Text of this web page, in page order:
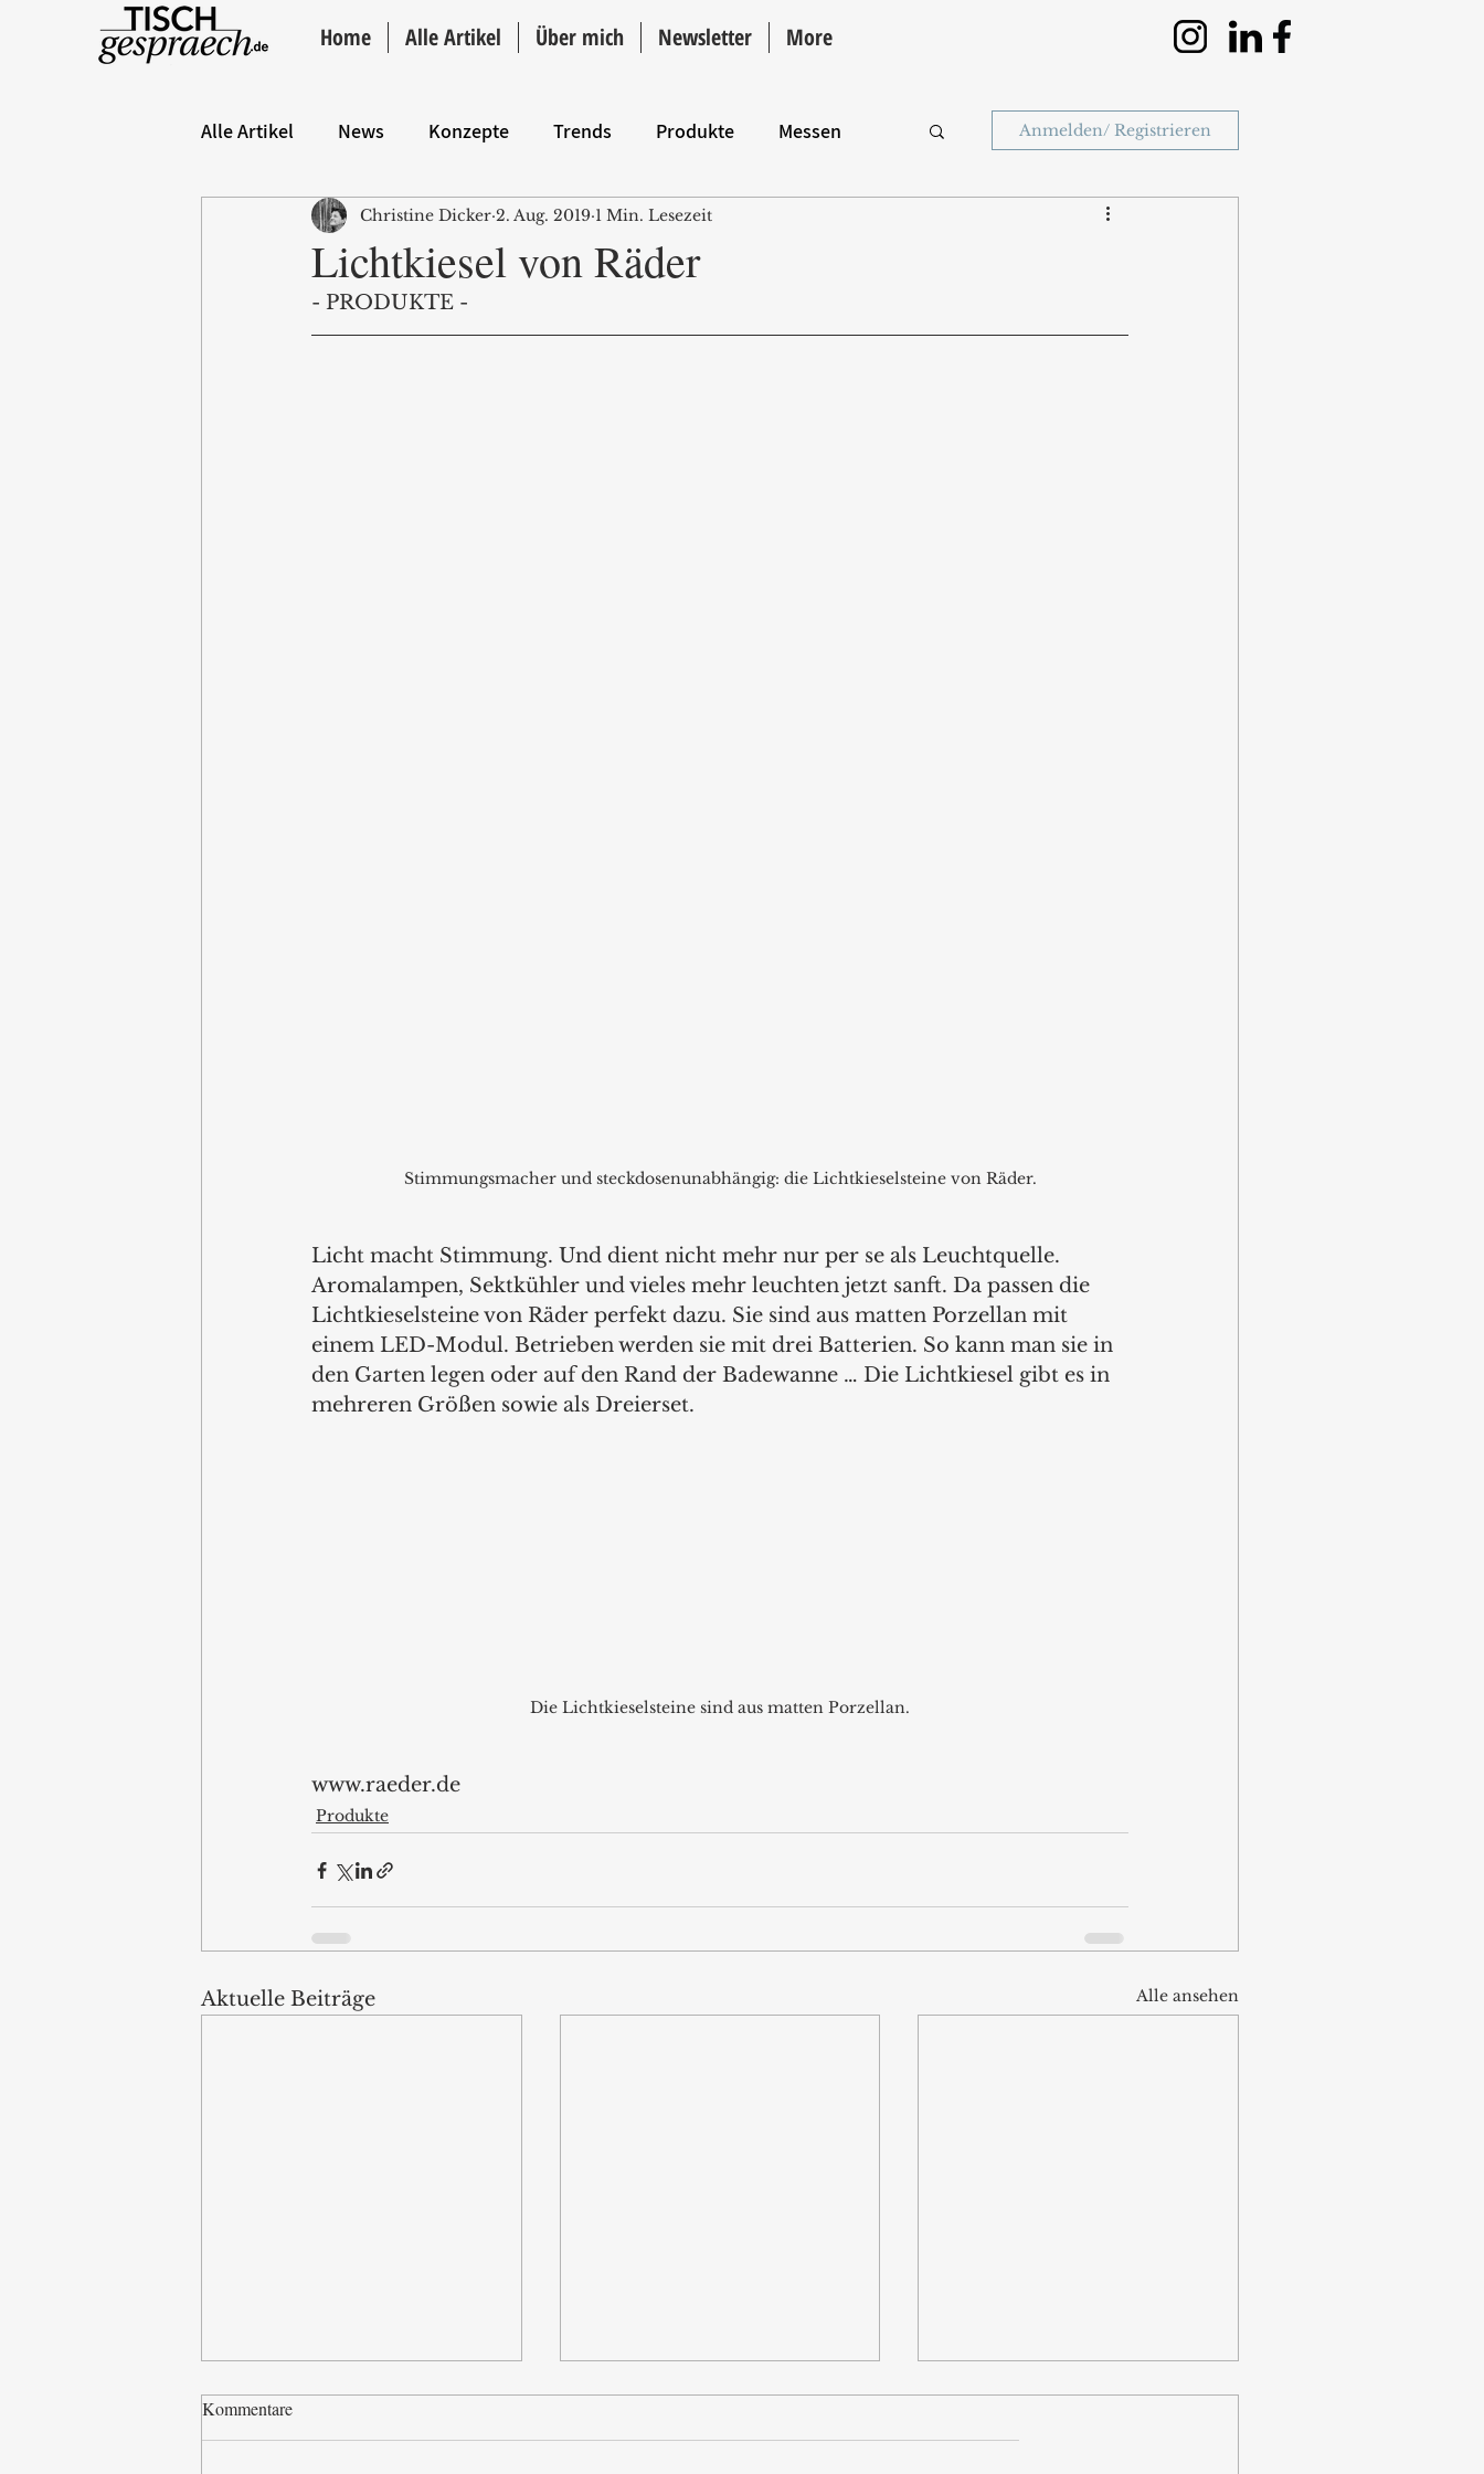
Home Alle Artikel Über mich Newsletter More
Alle Artikel News Konzepte Trends Produkte Messen
Hintergrund ANZEIGE Intro
Anmelden/ Registrieren
Lichtkiesel von Räder
Christine Dicker 2. Aug. 2019 1 Min. Lesezeit
- PRODUKTE -
Stimmungsmacher und steckdosenunabhängig: die Lichtkieselsteine von Räder.
Licht macht Stimmung. Und dient nicht mehr nur per se als Leuchtquelle.
Aromalampen, Sektkühler und vieles mehr leuchten jetzt sanft. Da passen die
Lichtkieselsteine von Räder perfekt dazu. Sie sind aus matten Porzellan mit
einem LED-Modul. Betrieben werden sie mit drei Batterien. So kann man sie in
den Garten legen oder auf den Rand der Badewanne … Die Lichtkiesel gibt es in
mehreren Größen sowie als Dreierset.
Die Lichtkieselsteine sind aus matten Porzellan.
www.raeder.de
Produkte
Aktuelle Beiträge Alle ansehen
Kommentare